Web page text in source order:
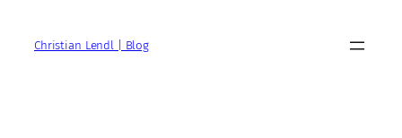
springenChristian Lendl | Blog